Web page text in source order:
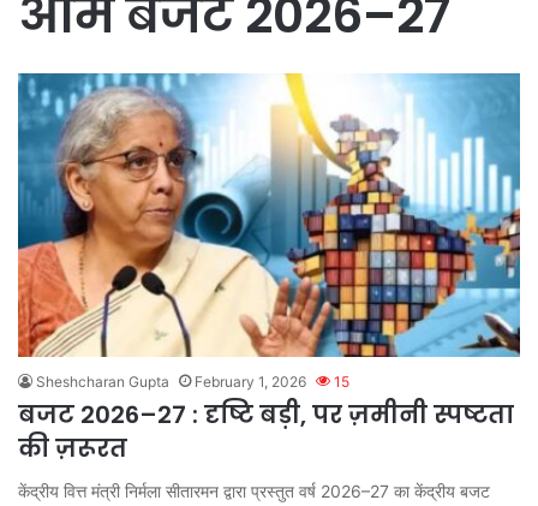
आम बजट 2026–27
Sheshcharan Gupta February 1, 2026 15
बजट 2026–27 : दृष्टि बड़ी, पर ज़मीनी स्पष्टता
की ज़रूरत
केंद्रीय वित्त मंत्री निर्मला सीतारमन द्वारा प्रस्तुत वर्ष 2026–27 का केंद्रीय बजट